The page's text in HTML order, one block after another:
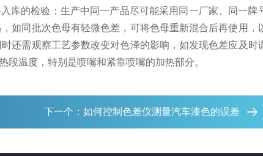
库的检验；生产中同一产品尽可能采用同一厂家、同一牌
如同批次色母有轻微色差，可将色母重新混合后再使用，
还需观察工艺参数改变对色泽的影响，如发现色差应及时
温度，特别是喷嘴和紧靠喷嘴的加热部分。
下一个： 如何控制色差仪测量汽车漆色的误差